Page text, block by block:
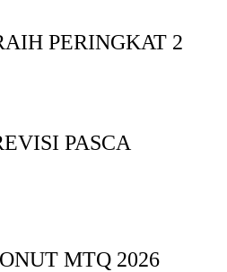
PERINGKAT 2
PASCA
MTQ 2026